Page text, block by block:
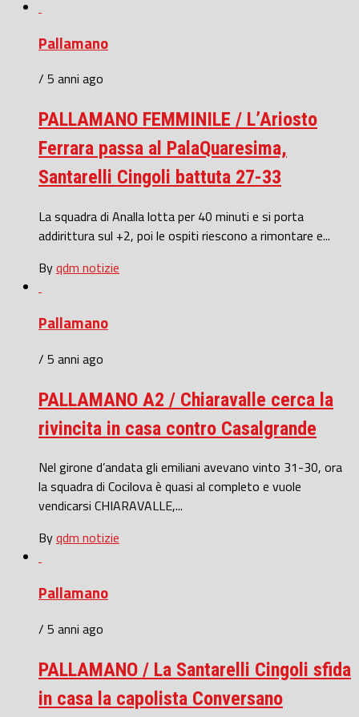
Pallamano
/ 5 anni ago
PALLAMANO FEMMINILE / L’Ariosto
Ferrara passa al PalaQuaresima,
Santarelli Cingoli battuta 27-33
La squadra di Analla lotta per 40 minuti e si porta
addirittura sul +2, poi le ospiti riescono a rimontare e...
Byqdm notizie
Pallamano
/ 5 anni ago
PALLAMANO A2 / Chiaravalle cerca la
rivincita in casa contro Casalgrande
Nel girone d’andata gli emiliani avevano vinto 31-30, ora
la squadra di Cocilova è quasi al completo e vuole
vendicarsi CHIARAVALLE,...
Byqdm notizie
Pallamano
/ 5 anni ago
PALLAMANO / La Santarelli Cingoli sfida
in casa la capolista Conversano